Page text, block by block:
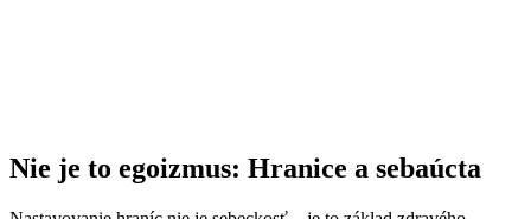
Nie je to egoizmus: Hranice a sebaúcta